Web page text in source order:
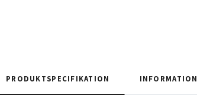
PRODUKTSPECIFIKATION INFORMATION